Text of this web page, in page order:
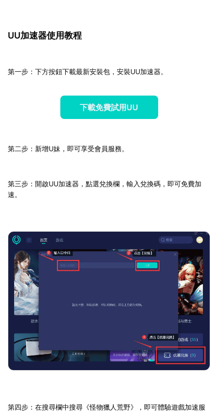
UU加速器使用教程
第一步：下方按鈕下載最新安裝包，安裝UU加速器。
下載免費試用UU
第二步：新增U妹，即可享受會員服務。
第三步：開啟UU加速器，點選兌換欄，輸入兌換碼，即可免費加
速。
第四步：在搜尋欄中搜尋《怪物獵人荒野》，即可體驗遊戲加速服